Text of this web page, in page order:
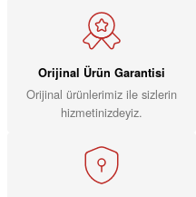
Orijinal Ürün Garantisi
Orijinal ürünlerimiz ile sizlerin
hizmetinizdeyiz.